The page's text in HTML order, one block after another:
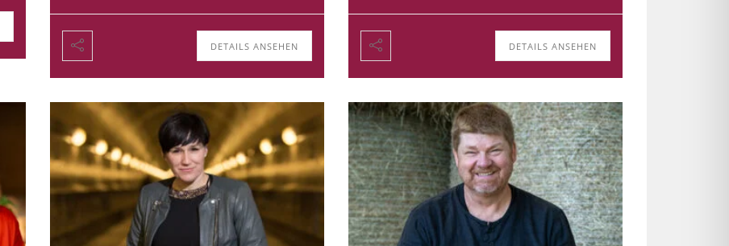
DETAILS ANSEHEN DETAILS ANSEHEN